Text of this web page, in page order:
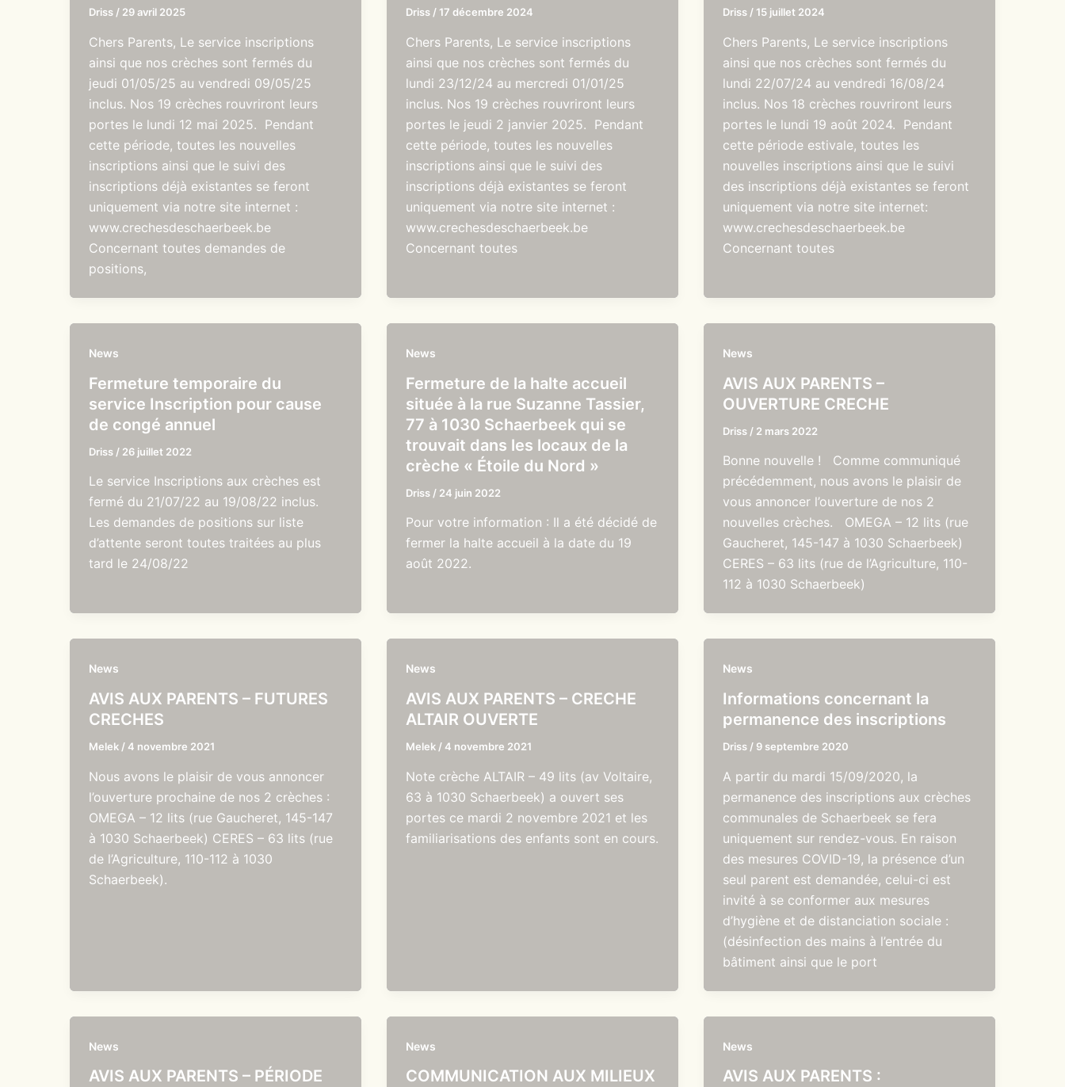
Driss / 29 avril 2025
Chers Parents, Le service inscriptions
ainsi que nos crèches sont fermés du
jeudi 01/05/25 au vendredi 09/05/25
inclus. Nos 19 crèches rouvriront leurs
portes le lundi 12 mai 2025. Pendant
cette période, toutes les nouvelles
inscriptions ainsi que le suivi des
inscriptions déjà existantes se feront
uniquement via notre site internet :
www.crechesdeschaerbeek.be
Concernant toutes demandes de
positions,
Driss / 17 décembre 2024
Chers Parents, Le service inscriptions
ainsi que nos crèches sont fermés du
lundi 23/12/24 au mercredi 01/01/25
inclus. Nos 19 crèches rouvriront leurs
portes le jeudi 2 janvier 2025. Pendant
cette période, toutes les nouvelles
inscriptions ainsi que le suivi des
inscriptions déjà existantes se feront
uniquement via notre site internet :
www.crechesdeschaerbeek.be
Concernant toutes
Driss / 15 juillet 2024
Chers Parents, Le service inscriptions
ainsi que nos crèches sont fermés du
lundi 22/07/24 au vendredi 16/08/24
inclus. Nos 18 crèches rouvriront leurs
portes le lundi 19 août 2024. Pendant
cette période estivale, toutes les
nouvelles inscriptions ainsi que le suivi
des inscriptions déjà existantes se feront
uniquement via notre site internet:
www.crechesdeschaerbeek.be
Concernant toutes
News
Fermeture temporaire du
service Inscription pour cause
de congé annuel
Driss / 26 juillet 2022
Le service Inscriptions aux crèches est
fermé du 21/07/22 au 19/08/22 inclus.
Les demandes de positions sur liste
d’attente seront toutes traitées au plus
tard le 24/08/22
News
Fermeture de la halte accueil
située à la rue Suzanne Tassier,
77 à 1030 Schaerbeek qui se
trouvait dans les locaux de la
crèche « Étoile du Nord »
Driss / 24 juin 2022
Pour votre information : Il a été décidé de
fermer la halte accueil à la date du 19
août 2022.
News
AVIS AUX PARENTS –
OUVERTURE CRECHE
Driss / 2 mars 2022
Bonne nouvelle ! Comme communiqué
précédemment, nous avons le plaisir de
vous annoncer l’ouverture de nos 2
nouvelles crèches. OMEGA – 12 lits (rue
Gaucheret, 145-147 à 1030 Schaerbeek)
CERES – 63 lits (rue de l’Agriculture, 110-
112 à 1030 Schaerbeek)
News
AVIS AUX PARENTS – FUTURES
CRECHES
Melek /4 novembre 2021
Nous avons le plaisir de vous annoncer
l’ouverture prochaine de nos 2 crèches :
OMEGA – 12 lits (rue Gaucheret, 145-147
à 1030 Schaerbeek) CERES – 63 lits (rue
de l’Agriculture, 110-112 à 1030
Schaerbeek).
News
AVIS AUX PARENTS – CRECHE
ALTAIR OUVERTE
Melek /4 novembre 2021
Note crèche ALTAIR – 49 lits (av Voltaire,
63 à 1030 Schaerbeek) a ouvert ses
portes ce mardi 2 novembre 2021 et les
familiarisations des enfants sont en cours.
News
Informations concernant la
permanence des inscriptions
Driss / 9 septembre 2020
A partir du mardi 15/09/2020, la
permanence des inscriptions aux crèches
communales de Schaerbeek se fera
uniquement sur rendez-vous. En raison
des mesures COVID-19, la présence d’un
seul parent est demandée, celui-ci est
invité à se conformer aux mesures
d’hygiène et de distanciation sociale :
(désinfection des mains à l’entrée du
bâtiment ainsi que le port
News
AVIS AUX PARENTS – PÉRIODE
News
COMMUNICATION AUX MILIEUX
News
AVIS AUX PARENTS :